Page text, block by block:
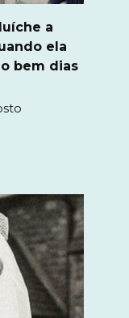
a
ela
bem dias